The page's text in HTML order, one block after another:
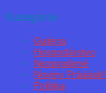
Kategórie
Galéria
Hospodárstvo
Nezaradené
Noviny Prááásk!
Politika